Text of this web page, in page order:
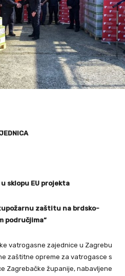
sklopu EU projekta
zaštitu na brdsko-
područjima“
vatrogasne zajednice u Zagrebu
zaštitne opreme za vatrogasce s
Zagrebačke županije, nabavljene